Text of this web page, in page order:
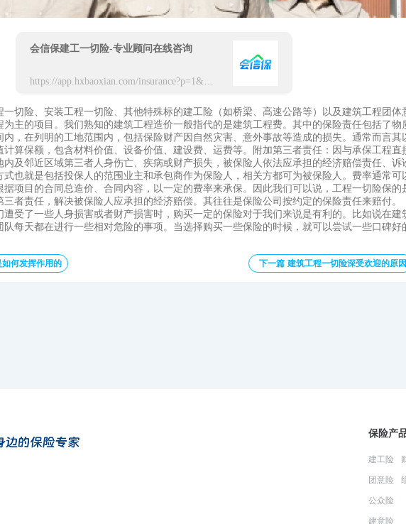
会信保建工一切险-专业顾问在线咨询
https://app.hxbaoxian.com/insurance?p=1&l=20&t=5&c=0&sourceType=web
一切险、安装工程一切险、其他特殊标的建工险（如桥梁、高速公路等）以及建筑工程团体
为主的项目。我们熟知的建筑工程造价一般指代的是建筑工程费。其中的保险责任包括了物
，在列明的工地范围内，包括保险财产因自然灾害、意外事故等造成的损失。通常而言其
计算保额，包含材料价值、设备价值、建设费、运费等。附加第三者责任：因与承保工程直
及邻近区域第三者人身伤亡、疾病或财产损失，被保险人依法应承担的经济赔偿责任、诉
式也就是包括投保人的范围业主和承包商作为保险人，相关方都可为被保险人。费率通常可
据项目的合同总造价、合同内容，以一定的费率来承保。因此我们可以说，工程一切险保的
者责任，解决被保险人应承担的经济赔偿。其往往是保险公司按约定的保险责任来赔付。
遭受了一些人身损害或者财产损害时，购买一定的保险对于我们来说是有利的。比如说在建
每天都在进行一些相对危险的事项。当选择购买一些保险的时候，就可以尝试一些口碑好
何发挥作用的 下一篇 建筑工程一切险深受欢迎的原因
保险产
建工险
团意险
公众险
建意险